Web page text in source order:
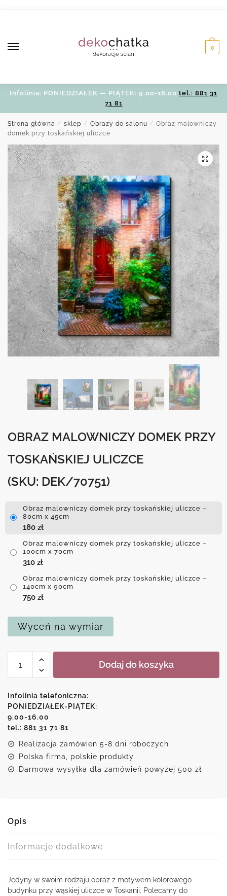
0
Infolinia: PONIEDZIAŁEK — PIĄTEK: 9.00-16.00 tel.: 881 31
71 81
Strona główna / sklep / Obrazy do salonu / Obraz malowniczy
domek przy toskańskiej uliczce
OBRAZ MALOWNICZY DOMEK PRZY
TOSKAŃSKIEJ ULICZCE
(SKU: DEK/70751)
Obraz malowniczy domek przy toskańskiej uliczce –
80cm x 45cm
180 zł
Obraz malowniczy domek przy toskańskiej uliczce –
100cm x 70cm
310 zł
Obraz malowniczy domek przy toskańskiej uliczce –
140cm x 90cm
750 zł
Wyceń na wymiar
Obraz
domek
przy
toskańskiej
uliczce
Dodaj do koszyka
Infolinia telefoniczna:
PONIEDZIAŁEK-PIĄTEK:
9.00-16.00
tel.: 881 31 71 81
Realizacja zamówień 5-8 dni roboczych
Polska firma, polskie produkty
Darmowa wysyłka dla zamówień powyżej 500 zł
Opis
Informacje dodatkowe
Jedyny w swoim rodzaju obraz z motywem kolorowego
budynku przy wąskiej uliczce w Toskanii. Polecamy do